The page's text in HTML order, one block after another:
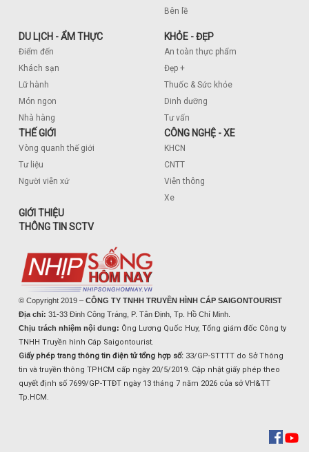
Bên lề
DU LỊCH - ẨM THỰC
Điểm đến
Khách sạn
Lữ hành
Món ngon
Nhà hàng
KHỎE - ĐẸP
An toàn thực phẩm
Đẹp +
Thuốc & Sức khỏe
Dinh dưỡng
Tư vấn
THẾ GIỚI
Vòng quanh thế giới
Tư liệu
Người viễn xứ
CÔNG NGHỆ - XE
KHCN
CNTT
Viễn thông
Xe
GIỚI THIỆU
THÔNG TIN SCTV
© Copyright 2019 – CÔNG TY TNHH TRUYỀN HÌNH CÁP SAIGONTOURIST
Địa chỉ: 31-33 Đinh Công Tráng, P. Tân Định, Tp. Hồ Chí Minh.
Chịu trách nhiệm nội dung: Ông Lương Quốc Huy, Tổng giám đốc Công ty
TNHH Truyền hình Cáp Saigontourist.
Giấy phép trang thông tin điện tử tổng hợp số: 33/GP-STTTT do Sở Thông
tin và truyền thông TPHCM cấp ngày 20/5/2019. Cập nhật giấy phép theo
quyết định số 7699/GP-TTĐT ngày 13 tháng 7 năm 2026 của sở VH&TT
Tp.HCM.